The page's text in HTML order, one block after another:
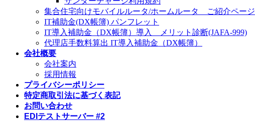
集合住宅向けモバイルルータ/ホームルータ ご紹介ページ
IT補助金(DX帳簿) パンフレット
IT導入補助金（DX帳簿）導入 メリット診断(JAFA-999)
代理店手数料算出 IT導入補助金（DX帳簿）
会社概要
会社案内
採用情報
プライバシーポリシー
特定商取引法に基づく表記
お問い合わせ
EDIテストサーバー #2